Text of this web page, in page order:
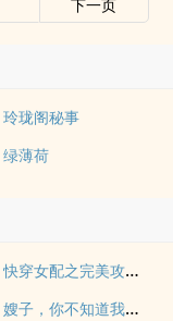
下一页
玲珑阁秘事
绿薄荷
快穿女配之完美攻略系统NP
嫂子，你不知道我无敌？